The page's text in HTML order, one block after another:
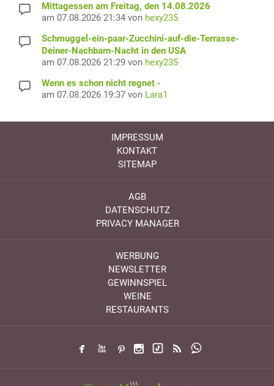
Mittagessen am Freitag, den 14.08.2026
am 07.08.2026 21:34 von hexy235
Schmuggel-ein-paar-Zucchini-auf-die-Terrasse-
Deiner-Nachbarn-Nacht in den USA
am 07.08.2026 21:29 von hexy235
Wenn es schon nicht regnet -
am 07.08.2026 19:37 von Lara1
IMPRESSUM
KONTAKT
SITEMAP
AGB
DATENSCHUTZ
PRIVACY MANAGER
WERBUNG
NEWSLETTER
GEWINNSPIEL
WEINE
RESTAURANTS